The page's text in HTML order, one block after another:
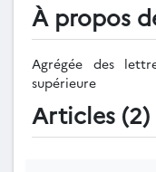
À propos
Agrégée des
supérieure
Articles (2)